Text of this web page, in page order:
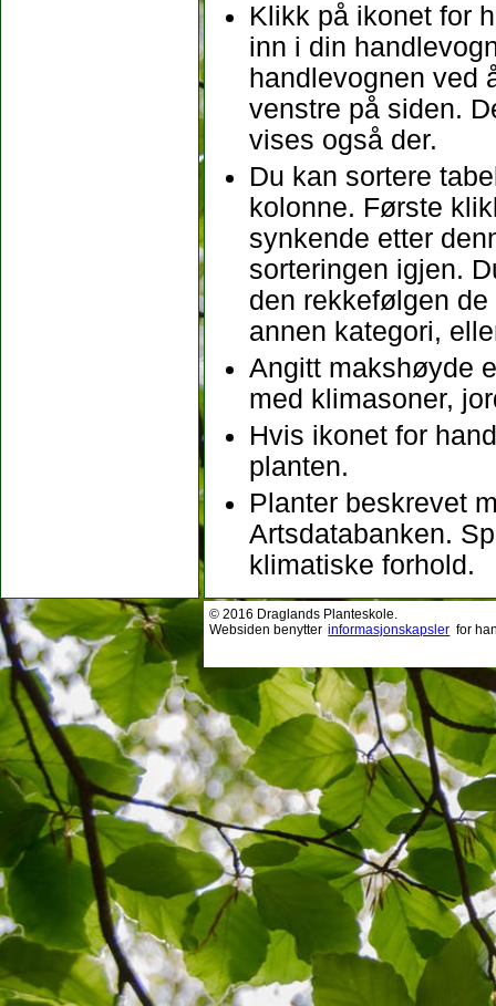
Klikk på ikonet for
inn i din
handlevognen ved
venstre på siden.
vises også der.
Du kan sortere
kolonne. Første
synkende etter
sorteringen igjen.
den rekkefølgen
annen kategori,
Angitt makshøyde
med klimasoner,
Hvis ikonet for
planten.
Planter beskrevet
Artsdatabanken.
klimatiske forhold.
© 2016 Draglands Planteskole.
Websiden benytter informasjonskapsler for